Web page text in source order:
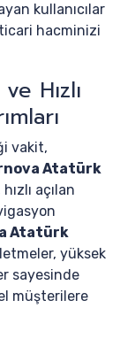
kullanıcılar
hacminizi
Hızlı
vakit,
Atatürk
açılan
Atatürk
yüksek
sayesinde
müşterilere